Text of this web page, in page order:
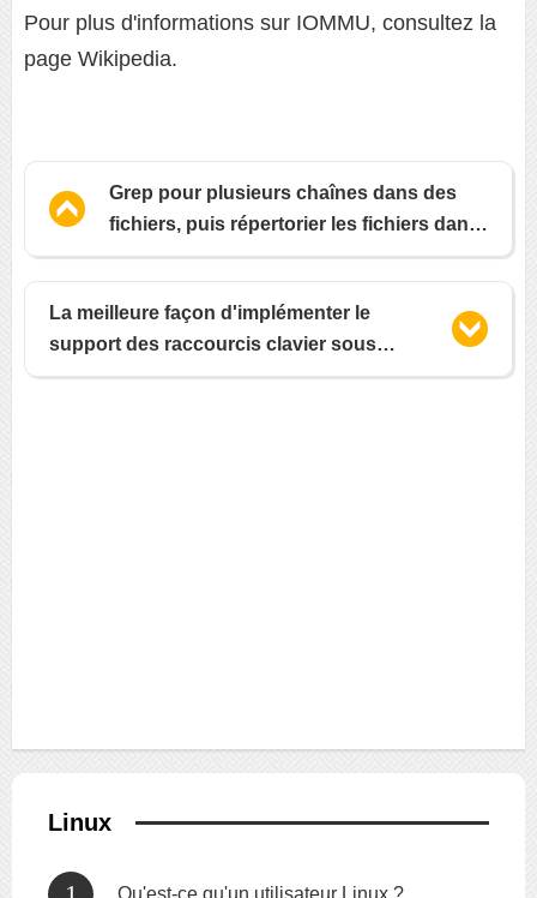
Pour plus d'informations sur IOMMU, consultez la
page Wikipedia.
Grep pour plusieurs chaînes dans des
fichiers, puis répertorier les fichiers dans
l'ordre de taille ?
La meilleure façon d'implémenter le
support des raccourcis clavier sous
Linux ?
Linux
Qu'est-ce qu'un utilisateur Linux ?